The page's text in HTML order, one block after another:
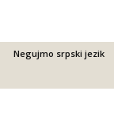
Negujmo srpski jezik